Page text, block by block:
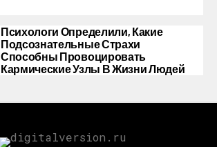
Психологи Определили, Какие
Подсознательные Страхи
Способны Провоцировать
Кармические Узлы В Жизни Людей